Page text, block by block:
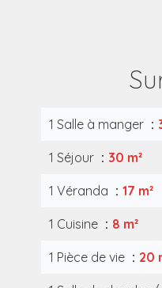
1 Salle à manger
1 Séjour 30 m²
1 Véranda 17 m²
1 Cuisine 8 m²
1 Pièce de vie 20